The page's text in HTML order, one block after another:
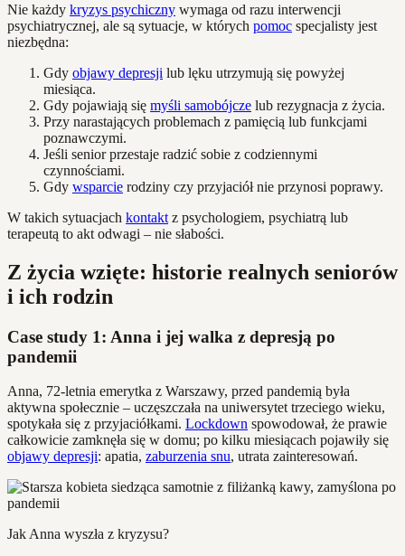
Nie każdy kryzys psychiczny wymaga od razu interwencji
psychiatrycznej, ale są sytuacje, w których pomoc specjalisty jest
niezbędna:
Gdy objawy depresji lub lęku utrzymują się powyżej
miesiąca.
Gdy pojawiają się myśli samobójcze lub rezygnacja z życia.
Przy narastających problemach z pamięcią lub funkcjami
poznawczymi.
Jeśli senior przestaje radzić sobie z codziennymi
czynnościami.
Gdy wsparcie rodziny czy przyjaciół nie przynosi poprawy.
W takich sytuacjach kontakt z psychologiem, psychiatrą lub
terapeutą to akt odwagi – nie słabości.
Z życia wzięte: historie realnych seniorów
i ich rodzin
Case study 1: Anna i jej walka z depresją po
pandemii
Anna, 72-letnia emerytka z Warszawy, przed pandemią była
aktywna społecznie – uczęszczała na uniwersytet trzeciego wieku,
spotykała się z przyjaciółkami. Lockdown spowodował, że prawie
całkowicie zamknęła się w domu; po kilku miesiącach pojawiły się
objawy depresji: apatia, zaburzenia snu, utrata zainteresowań.
Jak Anna wyszła z kryzysu?